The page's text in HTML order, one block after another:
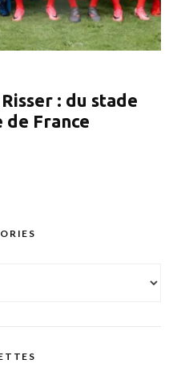
: du stade
de France